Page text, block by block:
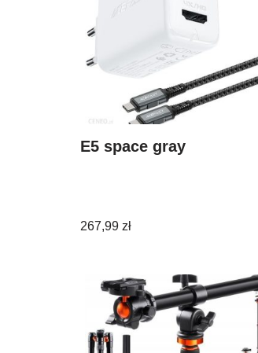
E5 space gray
267,99 zł